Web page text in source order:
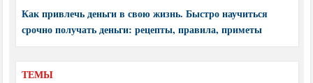
Как привлечь деньги в свою жизнь. Быстро научиться
срочно получать деньги: рецепты, правила, приметы
ТЕМЫ